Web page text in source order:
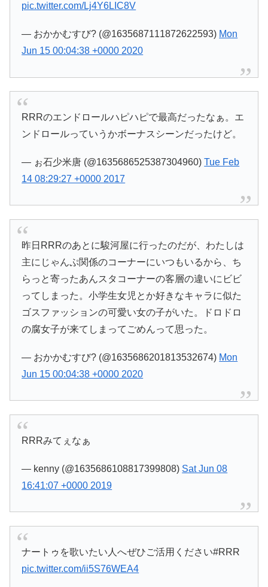
pic.twitter.com/Lj4Y6LIC8V
— おかかむすび? (@1635687111872622593) Mon
Jun 15 00:04:38 +0000 2020
RRRのエンドロールハピハピで最高だったなぁ。エ
ンドロールっていうかボーナスシーンだったけど。
— ぉ石少米唐 (@1635686525387304960)Tue Feb
14 08:29:27 +0000 2017
昨日RRRのあとに駿河屋に行ったのだが、わたしは
主にじゃんぷ関係のコーナーにいつもいるから、ち
らっと寄ったあんスタコーナーの客層の違いにビビ
ってしまった。小学生女児とか好きなキャラに似た
ゴスファッションの可愛い女の子がいた。ドロドロ
の腐女子が来てしまってごめんって思った。
— おかかむすび? (@1635686201813532674) Mon
Jun 15 00:04:38 +0000 2020
RRRみてぇなぁ
— kenny (@1635686108817399808) Sat Jun 08
16:41:07 +0000 2019
ナートゥを歌いたい人へぜひご活用ください#RRR
pic.twitter.com/ii5S76WEA4